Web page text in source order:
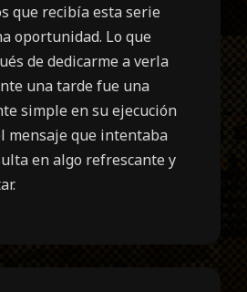
que recibía esta serie
oportunidad. Lo que
de dedicarme a verla
una tarde fue una
simple en su ejecución
mensaje que intentaba
en algo refrescante y